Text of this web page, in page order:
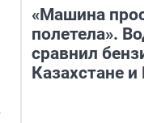
«Машина
полетела».
сравнил
Казахстане и